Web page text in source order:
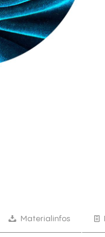
Materialinfos